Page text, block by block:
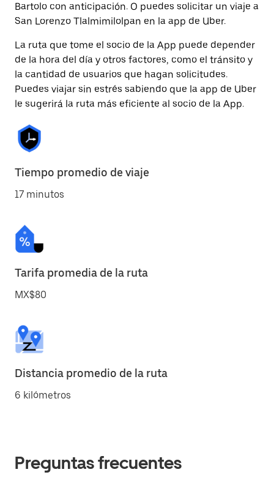
Bartolo con anticipación. O puedes solicitar un viaje a
San Lorenzo Tlalmimilolpan en la app de Uber.
La ruta que tome el socio de la App puede depender
de la hora del día y otros factores, como el tránsito y
la cantidad de usuarios que hagan solicitudes.
Puedes viajar sin estrés sabiendo que la app de Uber
le sugerirá la ruta más eficiente al socio de la App.
Tiempo promedio de viaje
17 minutos
Tarifa promedia de la ruta
MX$80
Distancia promedio de la ruta
6 kilómetros
Preguntas frecuentes